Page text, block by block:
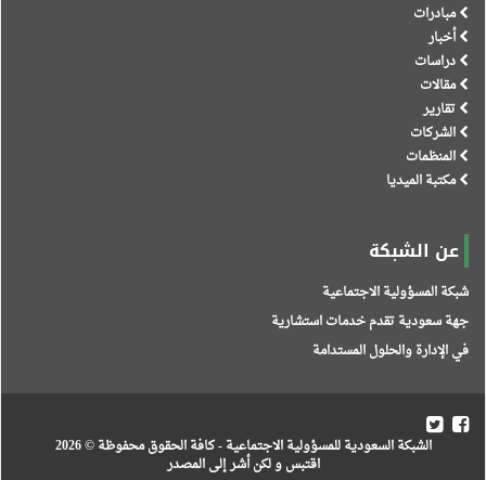
مبادرات
أخبار
دراسات
مقالات
تقارير
الشركات
المنظمات
مكتبة الميديا
عن الشبكة
شبكة المسؤولية الاجتماعية
جهة سعودية تقدم خدمات استشارية
في الإدارة والحلول المستدامة
الشبكة السعودية للمسؤولية الاجتماعية- كافة الحقوق محفوظة © 2026
اقتبس و لكن أشر إلى المصدر